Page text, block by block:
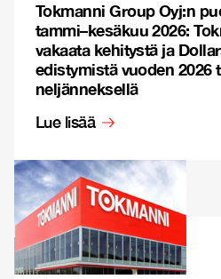
Tokmanni Group Oyj:n
tammi–kesäkuu 2026:
vakaata kehitystä ja
edistymistä vuoden 2026
neljänneksellä
Lue lisää